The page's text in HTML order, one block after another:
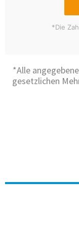
*Die
*Alle
gesetzlichen